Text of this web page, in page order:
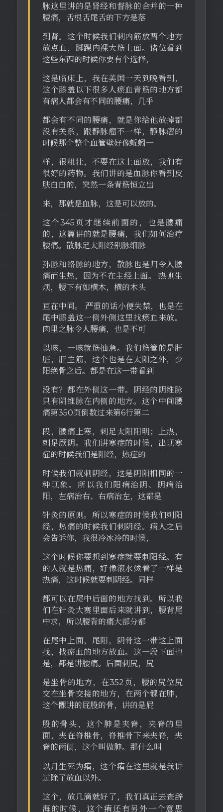
脉这里讲的是肾经和督脉的合并的一种
腰痛，舌根舌尾舌的下方是落
到肾。这个时候我们刺内筋放两个地方
放点血，脚踝内裸大筋上面。诸位看到
这些东西的时候你要有个选择，
这是临床上，我在美国一天到晚看到，
这个膝盖以下很多人瘀血青筋的地方都
有病人都会有不同的腰痛，几乎
都会有不同的腰痛，就是你给他放掉都
没有关系，跟静脉瘤不一样，静脉瘤的
时候那个整个血管壁好像蚯蚓一
样，很粗壮，不要在这上面放，我们有
很好的药物。我们讲的是血脉你看到皮
肤白白的，突然一条青筋恒立出
来，那就是血脉，这是可以放的。
这个345页才继续前面的，也是腰痛
的，这篇讲的就是腰痛，我们如何治疗
腰痛。散脉足太阳经别脉细脉
孙脉和络脉的地方，散脉也是归令人腰
痛而生热，因为不在主经上面。 热则生
烦，腰下有如横木，横的木头
亘在中间。 严重的话小便失禁，也是在
尾中膝盖这一侧外侧这里找瘀血来放。
肉里之脉令人腰痛，也是不可
以咳，一咳就筋抽急。我们筋管的是肝
脏，肝主筋，这个也是在太阳之外，少
阳绝骨之后。都是在这一带看到
没有？都在外侧这一带。阴经的阴维脉
只有阴维脉在内侧的地方。这个中间腰
痛第350页倒数过来第6行第二
段，腰痛上寒，刺足太阳阳明；上热，
剌足厥阴。我们讲寒症的时候，出现寒
症的时候我们是阳经，热症的
时候我们就刺阴经，这是阴阳相同的一
种现象。所以我们阳病治阴、阴病治
阳，左病治右、右病治左，这都是
针灸的原则。所以寒症的时候我们刺阳
经，热痛的时候我们刺阴经。病人之后
会告诉你，我很冷冰冷的时候，
这个时候你要想到寒症就要刺阳经。有
的人就是热痛，好像滚水烫着了一样是
热痛，这时候就要刺阴经。同样
都可以在尾中后面的地方找到。所以我
们在针灸大赛里面后来就讲到，腰背尾
中求，所以腰背的痛大部分都
在尾中上面，尾阳，阴骨这一带这上面
找，找瘀血的地方放血。这一段下面也
是，都是讲腰痛。后面刺尻，尻
是坐骨的地方，在352页，腰的尻位尻
交在坐骨交接的地方，在两个髁在胂，
这个髁讲的屁股的骨，讲的是屁
股的骨头，这个胂是夹脊，夹脊的里
面，夹在脊椎骨，脊椎骨下来夹脊，夹
脊的两侧，这个叫做胂。那什么叫
以月生死为痏，这个痏在这里就是我讲
过除了放血以外。
这个，放几滴就好了，我们真正去查辞
海的时候，这个痏还有另外一个意思